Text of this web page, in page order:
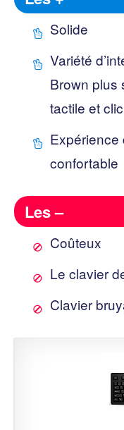
Solide
Variété
Brown plus
tactile et
Expérience
confortable
Les –
Coûteux
Le clavier
Clavier